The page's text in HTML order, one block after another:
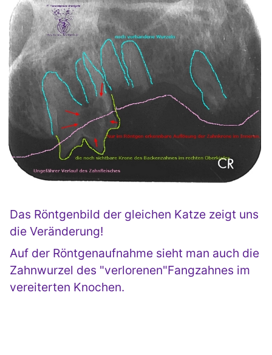
Das Röntgenbild der gleichen Katze zeigt uns
die Veränderung!
Auf der Röntgenaufnahme sieht man auch die
Zahnwurzel des "verlorenen"Fangzahnes im
vereiterten Knochen.